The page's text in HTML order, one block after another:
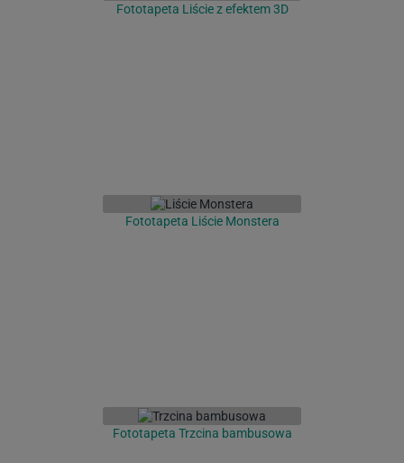
Fototapeta Liście z efektem 3D
Fototapeta Liście Monstera
Fototapeta Trzcina bambusowa